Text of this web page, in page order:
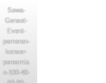
Sewa-
Genset-
Event-
pameran-
konser-
peresmia
n-100-40-